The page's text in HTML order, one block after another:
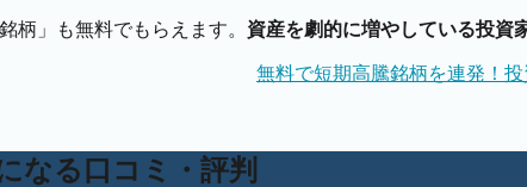
柄」も無料でもらえます。 資産を劇的に増やしている投資
無料で短期高騰銘柄を連発！
なる口コミ・評判